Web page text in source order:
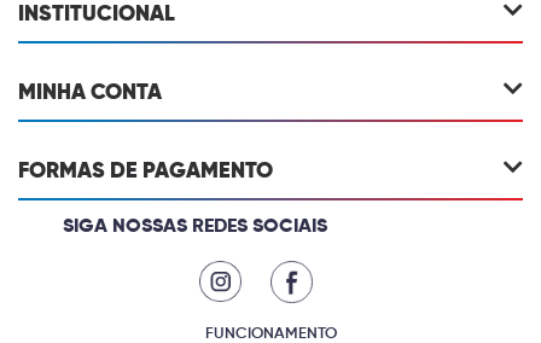
INSTITUCIONAL
MINHA CONTA
FORMAS DE PAGAMENTO
SIGA NOSSAS REDES SOCIAIS
FUNCIONAMENTO